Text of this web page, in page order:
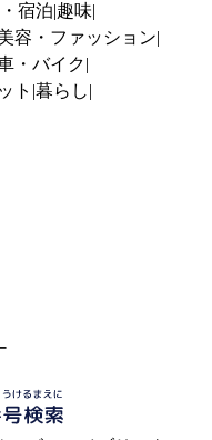
宿泊 趣味
容・ファッション
・バイク
ト 暮らし